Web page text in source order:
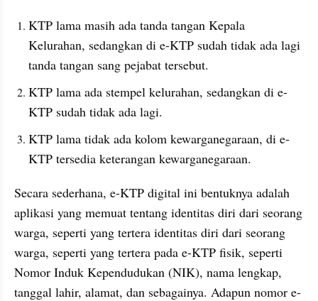
KTP lama masih ada tanda tangan Kepala
Kelurahan, sedangkan di e-KTP sudah tidak ada lagi
tanda tangan sang pejabat tersebut.
KTP lama ada stempel kelurahan, sedangkan di e-
KTP sudah tidak ada lagi.
KTP lama tidak ada kolom kewarganegaraan, di e-
KTP tersedia keterangan kewarganegaraan.
Secara sederhana, e-KTP digital ini bentuknya adalah
aplikasi yang memuat tentang identitas diri dari seorang
warga, seperti yang tertera identitas diri dari seorang
warga, seperti yang tertera pada e-KTP fisik, seperti
Nomor Induk Kependudukan (NIK), nama lengkap,
tanggal lahir, alamat, dan sebagainya. Adapun nomor e-